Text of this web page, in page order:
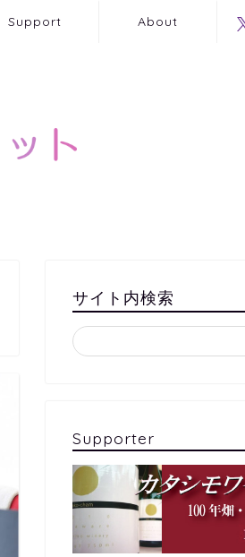
Support About
サイト内検索
Supporter